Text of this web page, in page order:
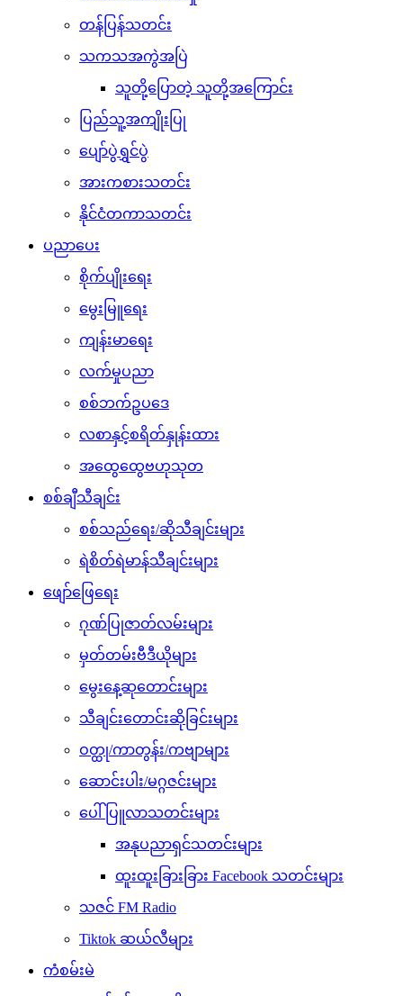
တန်ပြန်သတင်း
သကသအကွဲအပြဲ
သူတို့ပြောတဲ့ သူတို့အကြောင်း
ပြည်သူ့အကျိုးပြု
ပျော်ပွဲရွှင်ပွဲ
အားကစားသတင်း
နိုင်ငံတကာသတင်း
ပညာပေး
စိုက်ပျိုးရေး
မွေးမြူရေး
ကျန်းမာရေး
လက်မှုပညာ
စစ်ဘက်ဥပဒေ
လစာနှင့်စရိတ်နှုန်းထား
အထွေထွေဗဟုသုတ
စစ်ချီသီချင်း
စစ်သည်ရေး/ဆိုသီချင်းများ
ရဲစိတ်ရဲမာန်သီချင်းများ
ဖျော်ဖြေရေး
ဂုဏ်ပြုဇာတ်လမ်းများ
မှတ်တမ်းဗီဒီယိုများ
မွေးနေ့ဆုတောင်းများ
သီချင်းတောင်းဆိုခြင်းများ
ဝတ္ထု/ကာတွန်း/ကဗျာများ
ဆောင်းပါး/မဂ္ဂဇင်းများ
ပေါ်ပြူလာသတင်းများ
အနုပညာရှင်သတင်းများ
ထူးထူးခြားခြား Facebook သတင်းများ
သဇင် FM Radio
Tiktok ဆယ်လီများ
ကံစမ်းမဲ